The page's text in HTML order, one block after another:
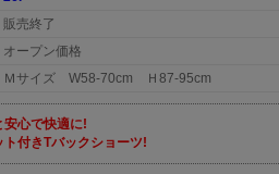
販売終了
オープン価格
Ｍサイズ W58-70cm Ｈ87-95cm
安心で快適に!
ト付きTバックショーツ!